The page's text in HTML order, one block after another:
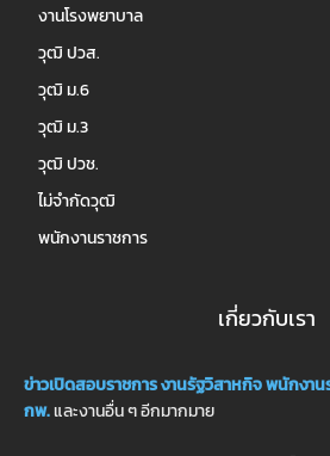
งานโรงพยาบาล
วุฒิ ปวส.
วุฒิ ม.6
วุฒิ ม.3
วุฒิ ปวช.
ไม่จำกัดวุฒิ
พนักงานราชการ
เกี่ยวกับเรา
ข่าวเปิดสอบราชการงานรัฐวิสาหกิจพนักงาน
กพ.และงานอื่น ๆ อีกมากมาย